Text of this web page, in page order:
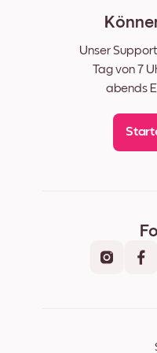
Unser
Tag von 7
abends